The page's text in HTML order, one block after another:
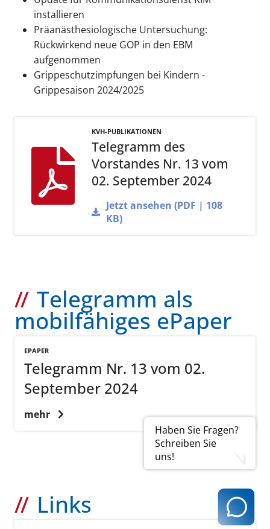
Haben Sie Fragen?
Schreiben Sie
uns!
installieren
Präanästhesiologische Untersuchung:
Rückwirkend neue GOP in den EBM
aufgenommen
Grippeschutzimpfungen bei Kindern -
Grippesaison 2024/2025
KVH-PUBLIKATIONEN
Telegramm des
Vorstandes Nr. 13 vom
02. September 2024
Jetzt ansehen (PDF | 108
KB)
Telegramm als
mobilfähiges ePaper
EPAPER
Telegramm Nr. 13 vom 02.
September 2024
mehr
Links